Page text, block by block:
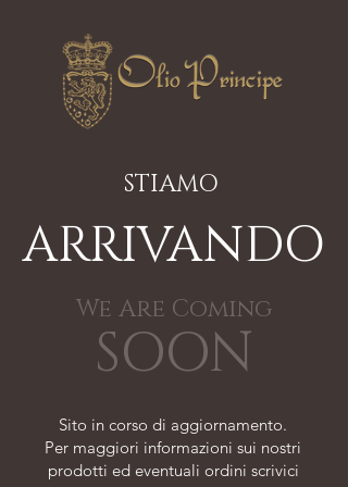
STIAMO
ARRIVANDO
We Are Coming
SOON
Sito in corso di aggiornamento.
Per maggiori informazioni sui nostri
prodotti ed eventuali ordini scrivici